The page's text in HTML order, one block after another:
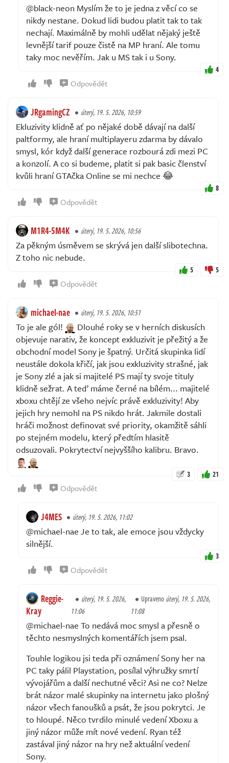
@black-neon Myslím že to je jedna z věcí co se
nikdy nestane. Dokud lidi budou platit tak to tak
nechají. Maximálně by mohli udělat nějaký ještě
levnější tarif pouze čistě na MP hraní. Ale tomu
taky moc nevěřím. Jak u MS tak i u Sony.
4
Odpovědět
JRgamingCZ úterý, 19. 5. 2026, 10:59
Ekluzivity klidně ať po nějaké době dávají na další
paltformy, ale hraní multiplayeru zdarma by dávalo
smysl, kór když další generace rozbourá zdi mezi PC
a konzolí. A co si budeme, platit si pak basic členství
kvůli hraní GTAčka Online se mi nechce 😂
8
Odpovědět
M1R4-5M4K úterý, 19. 5. 2026, 10:56
Za pěkným úsměvem se skrývá jen další slibotechna.
Z toho nic nebude.
5 5
Odpovědět
michael-nae úterý, 19. 5. 2026, 10:51
To je ale gól!
Dlouhé roky se v herních diskusích
objevuje narativ, že koncept exkluzivit je přežitý a že
obchodní model Sony je špatný. Určitá skupinka lidí
neustále dokola křičí, jak jsou exkluzivity strašné, jak
je Sony zlé a jak si majitelé PS mají ty svoje tituly
klidně sežrat. A teď máme černé na bílém... majitelé
xboxu chtějí ze všeho nejvíc právě exkluzivity! Aby
jejich hry nemohl na PS nikdo hrát. Jakmile dostali
hráči možnost definovat své priority, okamžitě sáhli
po stejném modelu, který předtím hlasitě
odsuzovali. Pokrytectví nejvyššího kalibru. Bravo.
3 21
Odpovědět
J4MES úterý, 19. 5. 2026, 11:02
@michael-nae Je to tak, ale emoce jsou vždycky
silnější.
3
Odpovědět
Reggie-
Kray
úterý, 19. 5. 2026,
11:06
Upravenoúterý, 19. 5. 2026,
11:08
@michael-nae To nedává moc smysl a přesně o
těchto nesmyslných komentářích jsem psal.
Touhle logikou jsi teda při oznámení Sony her na
PC taky pálil Playstation, posílal výhružky smrtí
vývojářům a další nechutné věci? Asi ne co? Nelze
brát názor malé skupinky na internetu jako plošný
názor všech fanoušků a psát, že jsou pokrytci. Je
to hloupé. Něco tvrdilo minulé vedení Xboxu a
jiný názor může mít nové vedení. Ryan též
zastával jiný názor na hry než aktuální vedení
Sony.